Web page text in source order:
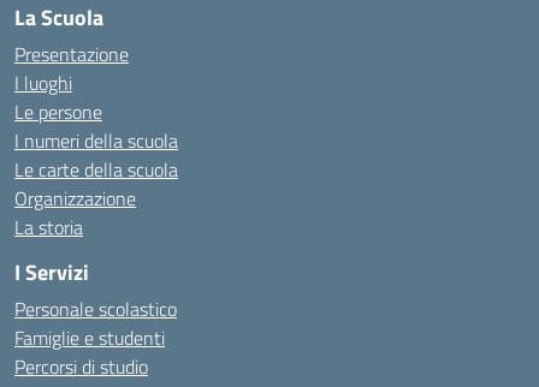
La Scuola
Presentazione
I luoghi
Le persone
I numeri della scuola
Le carte della scuola
Organizzazione
La storia
I Servizi
Personale scolastico
Famiglie e studenti
Percorsi di studio